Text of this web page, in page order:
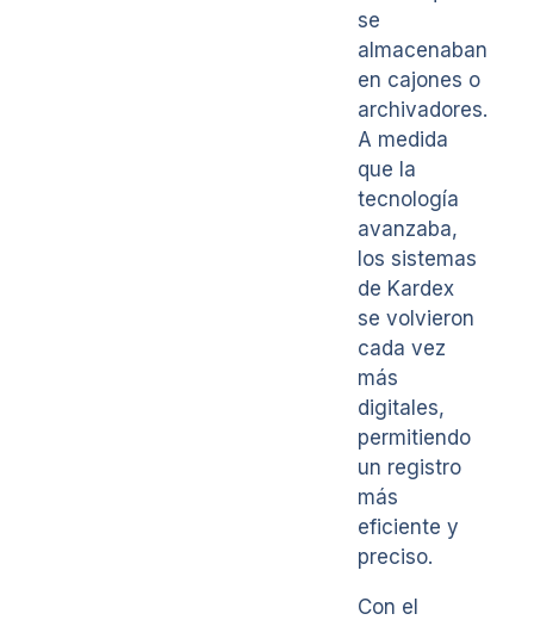
se
almacenaban
en cajones o
archivadores.
A medida
que la
tecnología
avanzaba,
los sistemas
de Kardex
se volvieron
cada vez
más
digitales,
permitiendo
un registro
más
eficiente y
preciso.
Con el